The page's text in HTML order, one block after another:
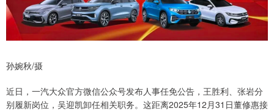
孙婉秋/摄
近日，一汽大众官方微信公众号发布人事任免公告，王胜利、张岩分
别履新岗位，吴迎凯卸任相关职务。这距离2025年12月31日董修惠接